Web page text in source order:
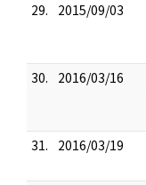
29.
2015/09/03
30.
2016/03/16
31.
2016/03/19